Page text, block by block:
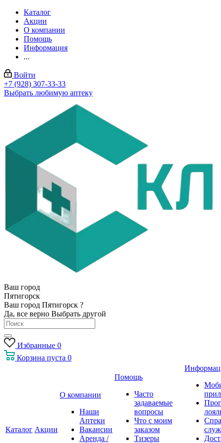
Каталог
Акции
О компании
Помощь
Информация
...
Войти
+7 (928) 307-33-33
Выбрать любимую аптеку
Ваш город
Пятигорск
Ваш город Пятигорск ?
Да, все верно Выбрать другой
Избранные 0
Корзина пуста 0
Каталог Акции
О компании
Наши
Аптеки
Вакансии
Аренда /
Помощь
Часто
задаваемые
вопросы
Что с моим
заказом
Тизеры